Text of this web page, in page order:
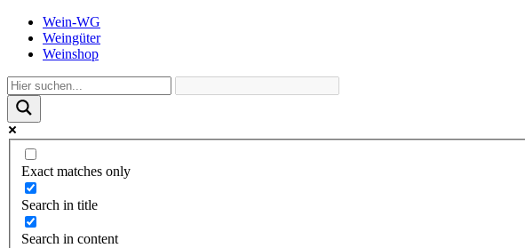
Wein-WG
Weingüter
Weinshop
Exact matches only
Search in title
Search in content